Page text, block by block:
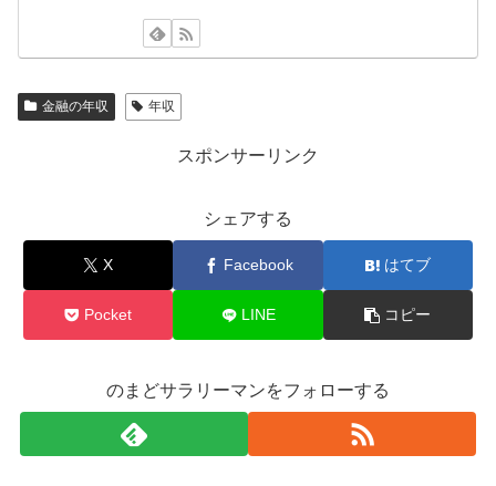
金融の年収 年収
スポンサーリンク
シェアする
X Facebook はてブ
Pocket LINE コピー
のまどサラリーマンをフォローする